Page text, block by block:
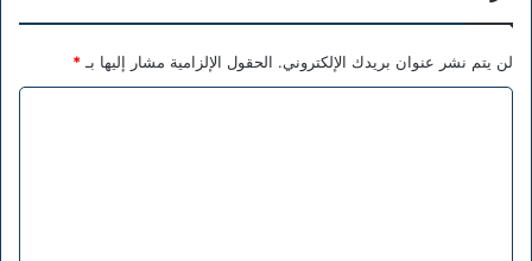
لن يتم نشر عنوان بريدك الإلكتروني. الحقول الإلزامية مشار إليها بـ *